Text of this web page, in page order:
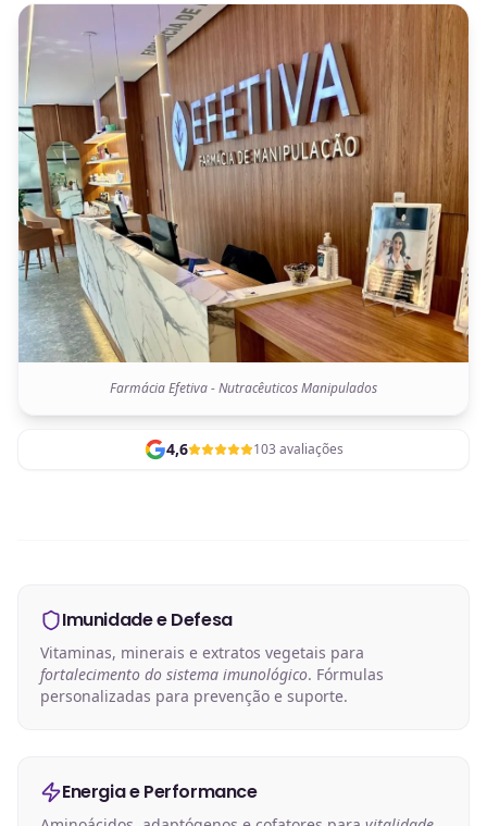
Farmácia Efetiva - Nutracêuticos Manipulados
4,6 103 avaliações
Imunidade e Defesa
Vitaminas, minerais e extratos vegetais para
fortalecimento do sistema imunológico. Fórmulas
personalizadas para prevenção e suporte.
Energia e Performance